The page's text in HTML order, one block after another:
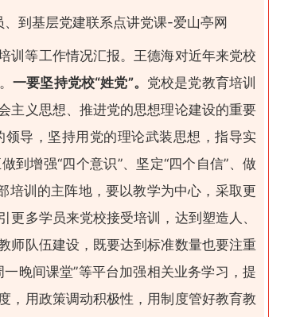
训等工作情况汇报。王德海对近年来党校
一要坚持党校“姓党”。 党校是党教育培训
主义思想、推进党的思想理论建设的重要
导，坚持用党的理论武装思想，指导实
到增强“四个意识”、坚定“四个自信”、做
培训的主阵地，要以教学为中心，采取更
多学员来党校接受培训，达到塑造人、
师队伍建设，既要达到标准数量也要注重
晚间课堂”等平台加强相关业务学习，提
，用政策调动积极性，用制度管好教育教
没有账号？立即注册
手机号
记住登录
登录
社交账号登录
QQ登录
使用社交账号登录即表示同意